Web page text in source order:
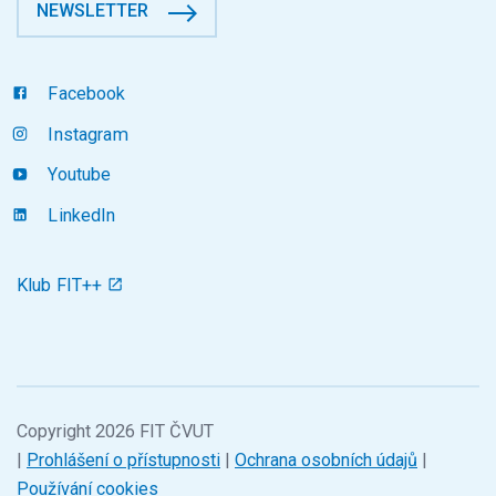
NEWSLETTER
Facebook
Instagram
Youtube
LinkedIn
Klub FIT++
Copyright 2026 FIT ČVUT
| Prohlášení o přístupnosti | Ochrana osobních údajů |
Používání cookies